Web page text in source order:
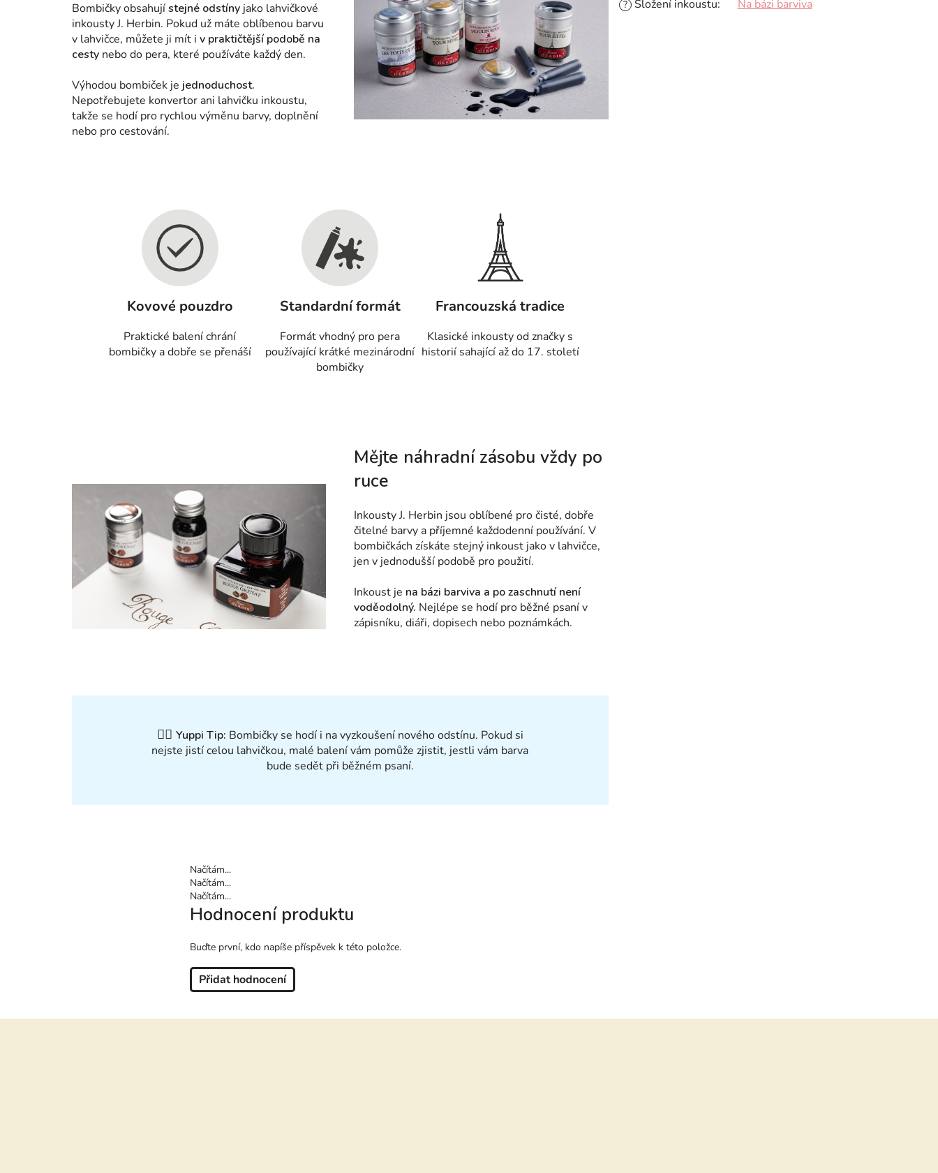
Bombičky obsahujístejné odstíny jako lahvičkové
inkousty J. Herbin. Pokud už máte oblíbenou barvu
v lahvičce, můžete ji mít i v praktičtější podobě na
cesty nebo do pera, které používáte každý den.
Výhodou bombiček je jednoduchost.
Nepotřebujete konvertor ani lahvičku inkoustu,
takže se hodí pro rychlou výměnu barvy, doplnění
nebo pro cestování.
Kovové pouzdro
Praktické balení chrání
bombičky a dobře se přenáší
Standardní formát
Formát vhodný pro pera
používající krátké mezinárodní
bombičky
Francouzská tradice
Klasické inkousty od značky s
historií sahající až do 17. století
Mějte náhradní zásobu vždy po
ruce
Inkousty J. Herbin jsou oblíbené pro čisté, dobře
čitelné barvy a příjemné každodenní používání. V
bombičkách získáte stejný inkoust jako v lahvičce,
jen v jednodušší podobě pro použití.
Inkoust je na bázi barviva a po zaschnutí není
voděodolný. Nejlépe se hodí pro běžné psaní v
zápisníku, diáři, dopisech nebo poznámkách.
✍🏻 Yuppi Tip: Bombičky se hodí i na vyzkoušení nového odstínu. Pokud si
nejste jistí celou lahvičkou, malé balení vám pomůže zjistit, jestli vám barva
bude sedět při běžném psaní.
? Složení inkoustu: Na bázi barviva
Načítám...
Načítám...
Načítám...
Hodnocení produktu
Buďte první, kdo napíše příspěvek k této položce.
Přidat hodnocení